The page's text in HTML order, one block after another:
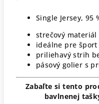
Single Jersey, 95
strečový
ideálne pre
priliehavý strih
pásový golier s
Zabaľte si tento
bavlnenej